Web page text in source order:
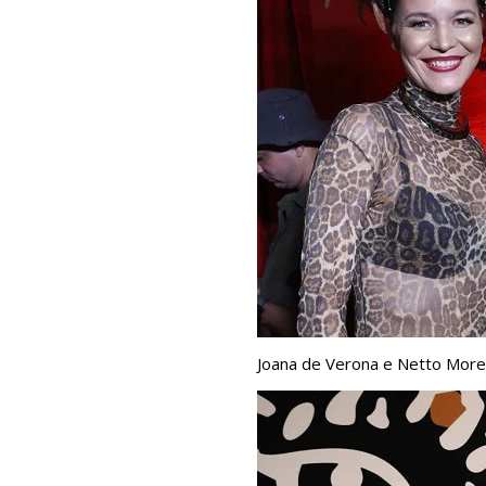
Joana de Verona e Netto